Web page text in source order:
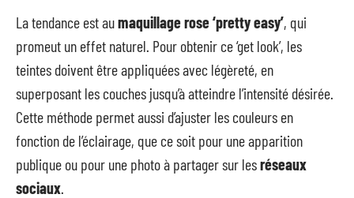
La tendance est aumaquillage rose ‘pretty easy’, qui
promeut un effet naturel. Pour obtenir ce ‘get look’, les
teintes doivent être appliquées avec légèreté, en
superposant les couches jusqu’à atteindre l’intensité désirée.
Cette méthode permet aussi d’ajuster les couleurs en
fonction de l’éclairage, que ce soit pour une apparition
publique ou pour une photo à partager sur lesréseaux
sociaux